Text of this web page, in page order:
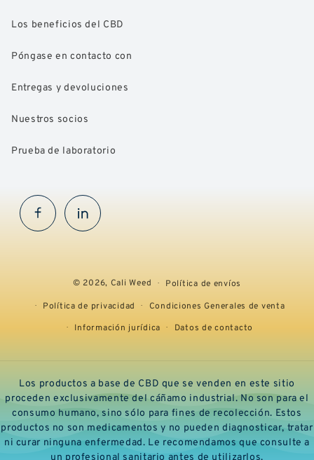
Los beneficios del CBD
Póngase en contacto con
Entregas y devoluciones
Nuestros socios
Prueba de laboratorio
FacebookInstaGram
© 2026, Cali Weed
Política de envíos
Política de privacidad
Condiciones Generales de venta
Información jurídica
Datos de contacto
Los productos a base de CBD que se venden en este sitio
proceden exclusivamente del cáñamo industrial. No son para el
consumo humano, sino sólo para fines de recolección. Estos
productos no son medicamentos y no pueden diagnosticar, tratar
ni curar ninguna enfermedad. Le recomendamos que consulte a
un profesional sanitario antes de utilizarlos.